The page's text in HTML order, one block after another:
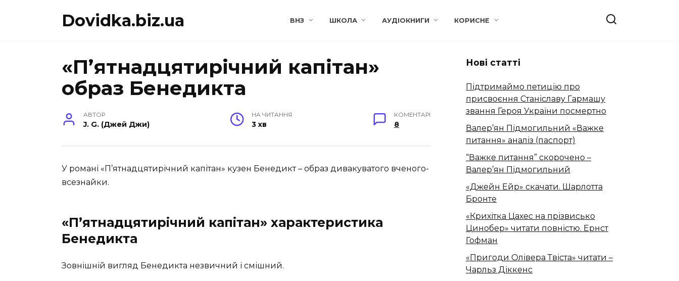
Dovidka.biz.ua ВНЗ ШКОЛА АУДІОКНИГИ КОРИСНЕ
«П’ятнадцятирічний капітан»
образ Бенедикта
АВТОР
J. G. (Джей Джи)
НА ЧИТАННЯ
3 хв
КОМЕНТАРІ
8
У романі «П’ятнадцятирічний капітан» кузен Бенедикт – образ дивакуватого вченого-
всезнайки.
«П’ятнадцятирічний капітан» характеристика
Бенедикта
Зовнішній вигляд Бенедикта незвичний і смішний.
Нові статті
Підтримаймо петицію про
присвоєння Станіславу Гармашу
звання Героя України посмертно
Валер’ян Підмогильний «Важке
питання» аналіз (паспорт)
“Важке питання” скорочено –
Валер’ян Підмогильний
«Джейн Ейр» скачати. Шарлотта
Бронте
«Крихітка Цахес на прізвисько
Цинобер» читати повністю. Ернст
Гофман
«Пригоди Олівера Твіста» читати –
Чарльз Діккенс